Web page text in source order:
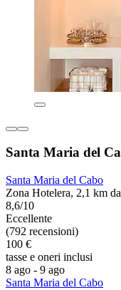
Santa Maria del
Santa Maria del Cabo
Zona Hotelera, 2,1 km
8,6/10
Eccellente
(792 recensioni)
100 €
tasse e oneri inclusi
8 ago - 9 ago
Santa Maria del Cabo